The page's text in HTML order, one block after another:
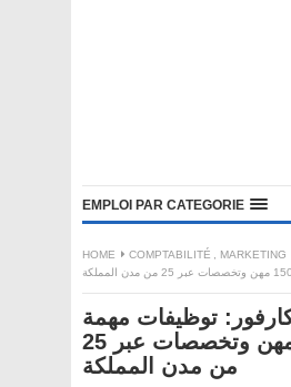
EMPLOI PAR CATEGORIE
HOME COMPTABILITÉ , MARKETING
توظيفات مهمة
تشمل 1500 مهن وتخصصات عبر 25
من مدن المملكة